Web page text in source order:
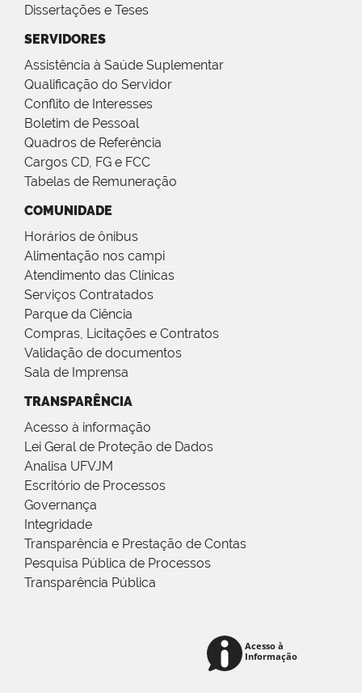
Dissertações e Teses
SERVIDORES
Assistência à Saúde Suplementar
Qualificação do Servidor
Conflito de Interesses
Boletim de Pessoal
Quadros de Referência
Cargos CD, FG e FCC
Tabelas de Remuneração
COMUNIDADE
Horários de ônibus
Alimentação nos campi
Atendimento das Clínicas
Serviços Contratados
Parque da Ciência
Compras, Licitações e Contratos
Validação de documentos
Sala de Imprensa
TRANSPARÊNCIA
Acesso à informação
Lei Geral de Proteção de Dados
Analisa UFVJM
Escritório de Processos
Governança
Integridade
Transparência e Prestação de Contas
Pesquisa Pública de Processos
Transparência Pública